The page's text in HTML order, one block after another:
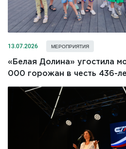
13.07.2026 МЕРОПРИЯТИЯ
«Белая Долина» угостила
000 горожан в честь 436-